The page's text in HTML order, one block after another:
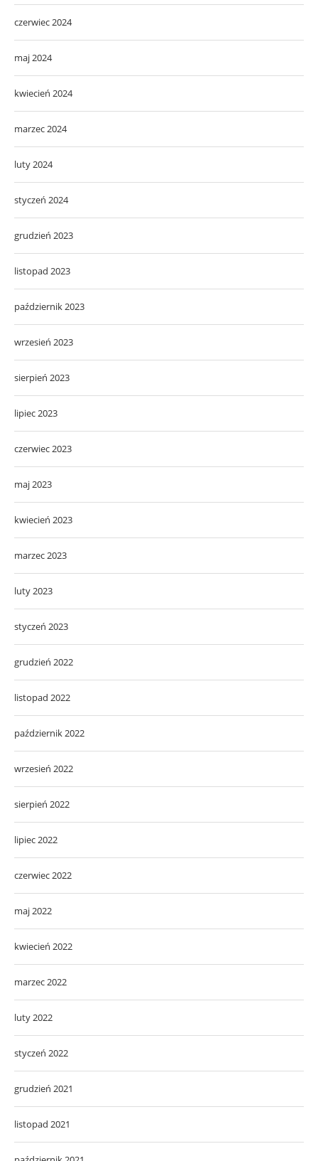
czerwiec 2024
maj 2024
kwiecień 2024
marzec 2024
luty 2024
styczeń 2024
grudzień 2023
listopad 2023
październik 2023
wrzesień 2023
sierpień 2023
lipiec 2023
czerwiec 2023
maj 2023
kwiecień 2023
marzec 2023
luty 2023
styczeń 2023
grudzień 2022
listopad 2022
październik 2022
wrzesień 2022
sierpień 2022
lipiec 2022
czerwiec 2022
maj 2022
kwiecień 2022
marzec 2022
luty 2022
styczeń 2022
grudzień 2021
listopad 2021